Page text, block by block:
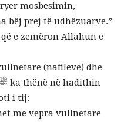
mosbesimin,
bëj prej të udhëzuarve.”
e zemëron Allahun e
(nafileve) dhe
i tij:
me vepra vullnetare